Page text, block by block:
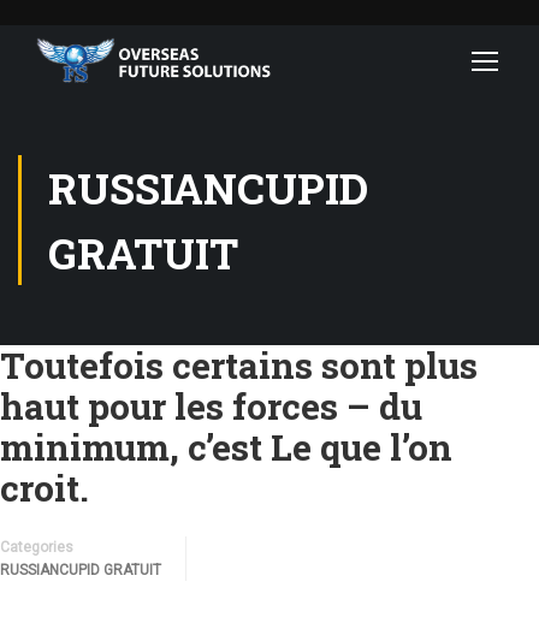
RUSSIANCUPID
GRATUIT
Toutefois certains sont plus
haut pour les forces – du
minimum, c’est Le que l’on
croit.
Categories
RUSSIANCUPID GRATUIT